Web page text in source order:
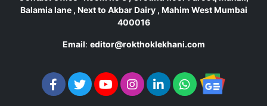
Balamia lane , Next to Akbar Dairy , Mahim West Mumbai
400016
Email: editor@rokthoklekhani.com